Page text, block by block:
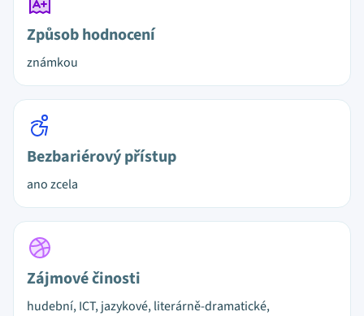
Způsob hodnocení
známkou
Bezbariérový přístup
ano zcela
Zájmové činosti
hudební, ICT, jazykové, literárně-dramatické,